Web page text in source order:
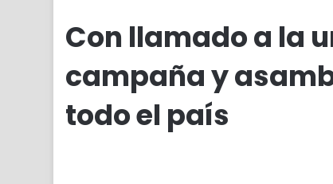
Con llamado a la
campaña y
todo el país